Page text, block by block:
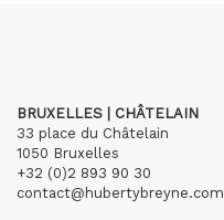
BRUXELLES | CHÂTELAIN
33 place du Châtelain
1050 Bruxelles
+32 (0)2 893 90 30
contact@hubertybreyne.com